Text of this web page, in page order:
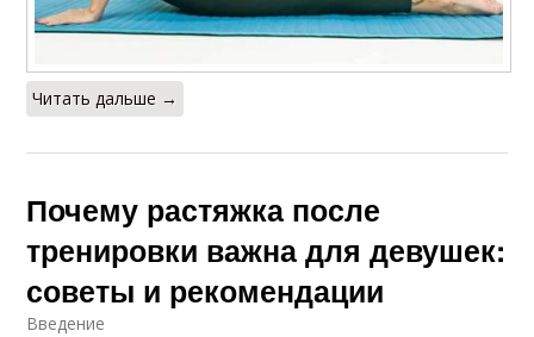
Читать дальше →
Почему растяжка после
тренировки важна для девушек:
советы и рекомендации
Введение